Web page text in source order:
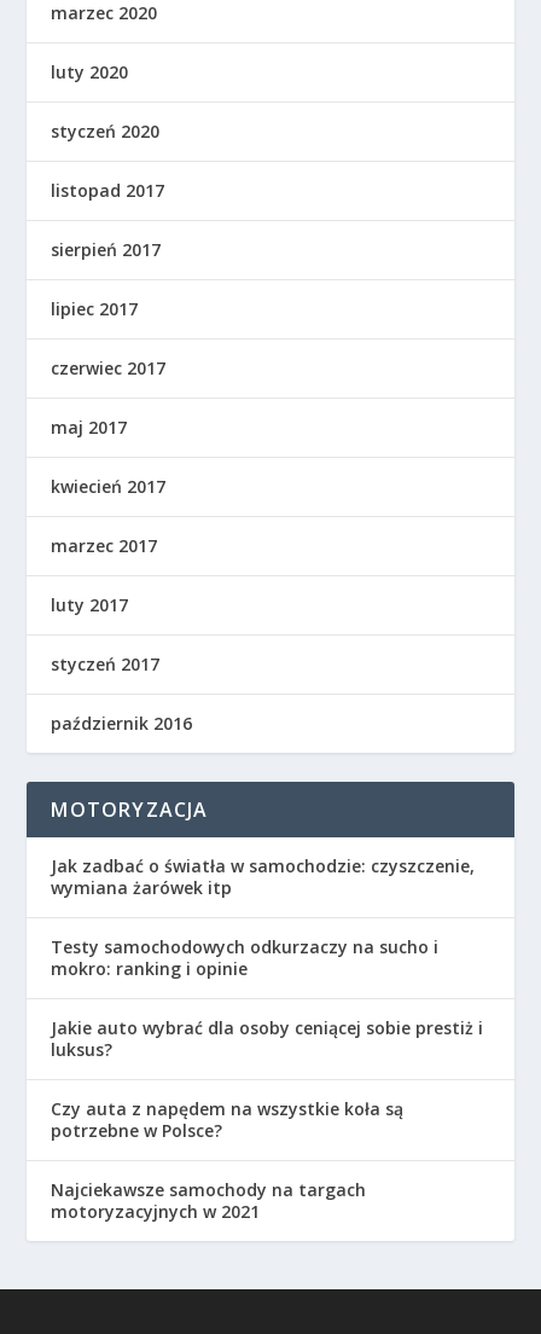
marzec 2020
luty 2020
styczeń 2020
listopad 2017
sierpień 2017
lipiec 2017
czerwiec 2017
maj 2017
kwiecień 2017
marzec 2017
luty 2017
styczeń 2017
październik 2016
MOTORYZACJA
Jak zadbać o światła w samochodzie: czyszczenie,
wymiana żarówek itp
Testy samochodowych odkurzaczy na sucho i
mokro: ranking i opinie
Jakie auto wybrać dla osoby ceniącej sobie prestiż i
luksus?
Czy auta z napędem na wszystkie koła są
potrzebne w Polsce?
Najciekawsze samochody na targach
motoryzacyjnych w 2021